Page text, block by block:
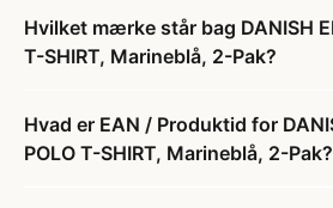
Hvilket mærke står bag DANISH
T-SHIRT, Marineblå, 2-Pak?
Hvad er EAN / Produktid for
POLO T-SHIRT, Marineblå, 2-Pak?